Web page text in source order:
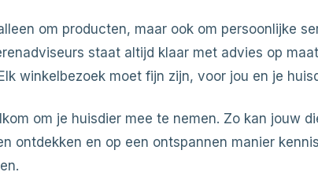
om producten, maar ook om persoonlijke
staat altijd klaar met advies op
winkelbezoek moet fijn zijn, voor jou en je
om je huisdier mee te nemen. Zo kan jouw
ontdekken en op een ontspannen manier